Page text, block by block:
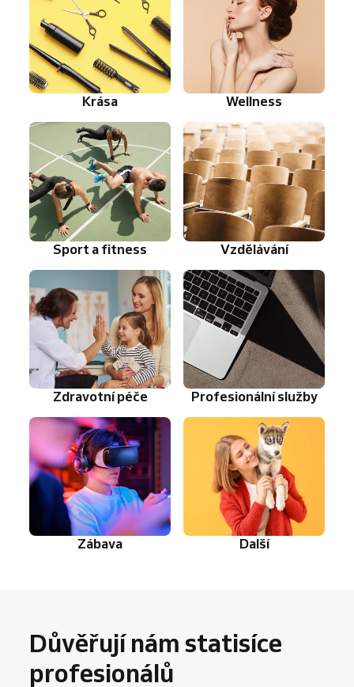
Krása Wellness
Sport a fitness Vzdělávání
Zdravotní péče Profesionální služby
Zábava Další
Důvěřují nám statisíce
profesionálů